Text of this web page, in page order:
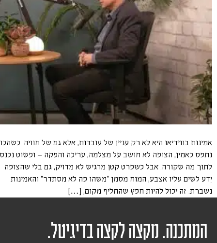
אמינות בווידיאו היא לא רק עניין של עובדות, אלא גם של חוויה.
נתפס כאמין, הצופה לא חושב על מצלמה, עריכה והפקה – ופשוט נכנס
לתוך מה שקורה. אבל כשפרט קטן מרגיש לא מדויק, גם בלי שהצופה
יֵדע לשים עליו אצבע, המוח מסמן "משהו פה לא מסתדר" והאמינות
נשברת. זה יכול להיות חפץ שהחליף מקום, […]
המתכנה. מקצה לקצה בדיגיטל.